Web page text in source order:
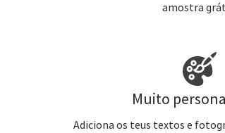
amostra
Muito
Adiciona os teus textos e